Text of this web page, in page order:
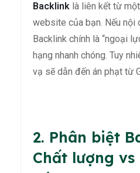
Backlink là liên kết từ
website của bạn. Nếu nội
Backlink chính là “ngoại
hạng nhanh chóng. Tuy
vạ sẽ dẫn đến án phạt từ
2. Phân biệt
Chất lượng